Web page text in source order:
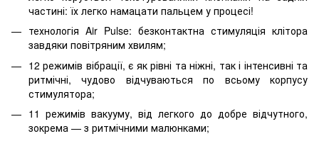
частині: їх легко намацати пальцем у процесі!
технологія Air Pulse: безконтактна стимуляція клітора
завдяки повітряним хвилям;
12 режимів вібрації, є як рівні та ніжні, так і інтенсивні та
ритмічні, чудово відчуваються по всьому корпусу
стимулятора;
11 режимів вакууму, від легкого до добре відчутного,
зокрема — з ритмічними малюнками;